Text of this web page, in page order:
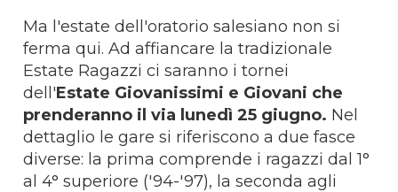
Ma l'estate dell'oratorio salesiano non si
ferma qui. Ad affiancare la tradizionale
Estate Ragazzi ci saranno i tornei
dell'Estate Giovanissimi e Giovani che
prenderanno il via lunedì 25 giugno. Nel
dettaglio le gare si riferiscono a due fasce
diverse: la prima comprende i ragazzi dal 1°
al 4° superiore ('94-'97), la seconda agli